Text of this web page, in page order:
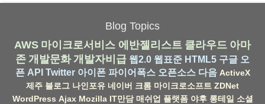
Blog Topics
AWS 마이크로서비스 에반젤리스트 클라우드 아마
존 개발문화 개발자비급 웹2.0 웹표준 HTML5 구글 오
픈 API Twitter 아이폰 파이어폭스 오픈소스 다음 ActiveX
제주 블로그 나인포유 네이버 크롬 마이크로소프트 ZDNet
WordPress Ajax Mozilla IT만담 매쉬업 플랫폼 야후 롱테일 소셜